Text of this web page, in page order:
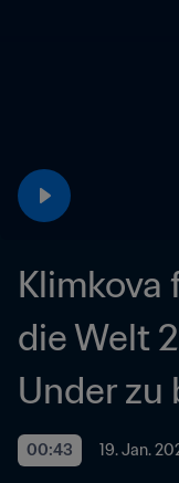
Klimkova
die Welt
Under zu
00:43 19. Jan.